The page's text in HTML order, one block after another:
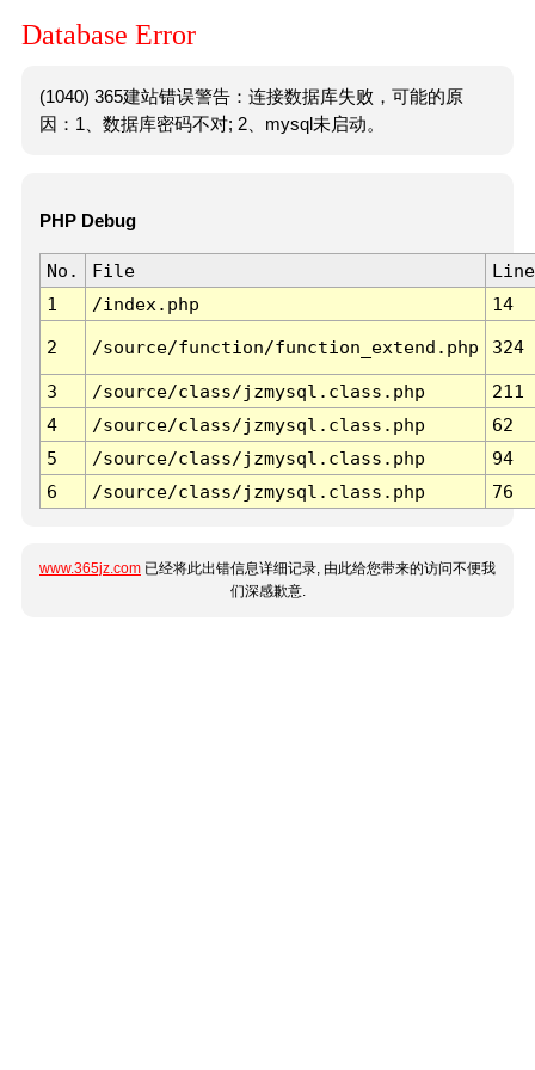
Database Error
(1040) 365建站错误警告：连接数据库失败，可能的原
因：1、数据库密码不对; 2、mysql未启动。
PHP Debug
No. File
Line
1
/index.php 14
2 /source/function/function_extend.php 324
3 /source/class/jzmysql.class.php
211
4
/source/class/jzmysql.class.php
62
5
/source/class/jzmysql.class.php
94
6
/source/class/jzmysql.class.php 76
www.365jz.com 已经将此出错信息详细记录, 由此给您带来的访问不便我
们深感歉意.